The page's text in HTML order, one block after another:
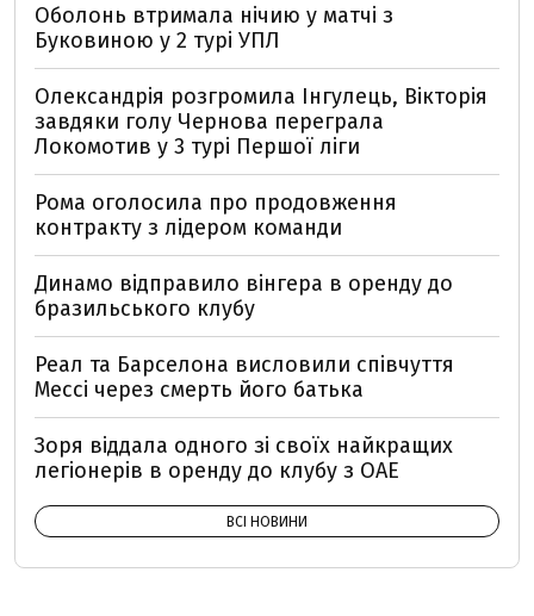
Оболонь втримала нічию у матчі з
Буковиною у 2 турі УПЛ
Олександрія розгромила Інгулець, Вікторія
завдяки голу Чернова переграла
Локомотив у 3 турі Першої ліги
Рома оголосила про продовження
контракту з лідером команди
Динамо відправило вінгера в оренду до
бразильського клубу
Реал та Барселона висловили співчуття
Мессі через смерть його батька
Зоря віддала одного зі своїх найкращих
легіонерів в оренду до клубу з ОАЕ
ВСІ НОВИНИ